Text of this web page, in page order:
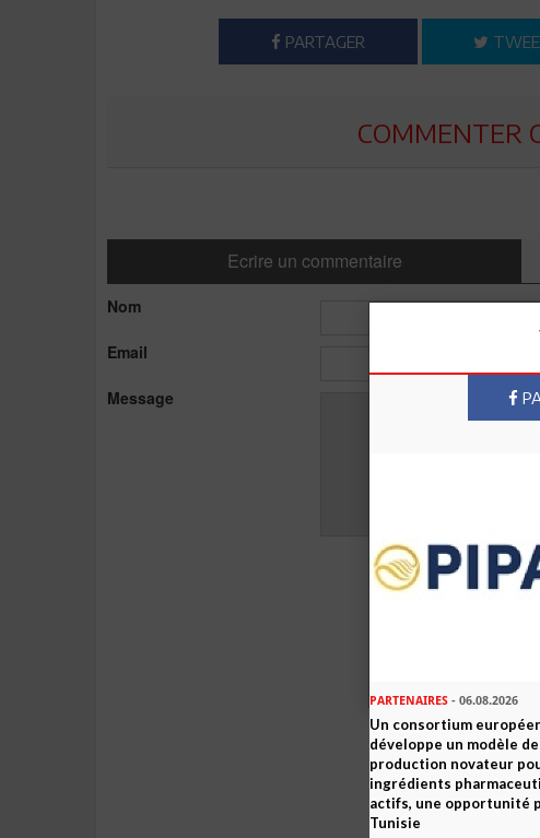
PARTAGER
COMMENTER
Ecrire un commentaire
Nom
Email
Message
PARTENAIRES - 06.08.2026
Un consortium
développe un modèle de
production novateur
ingrédients
actifs, une opportunité
Tunisie